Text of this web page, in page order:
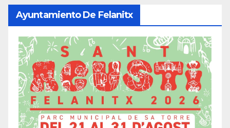
Ayuntamiento De Felanitx